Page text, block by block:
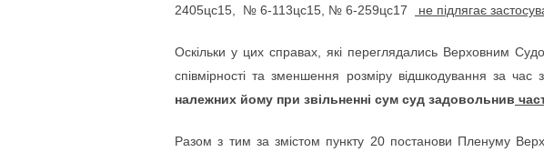
2405цс15, № 6-113цс15, № 6-259цс17
не підлягає
Оскільки у цих справах, які переглядались Верховним
співмірності та зменшення розміру відшкодування за час
належних йому при звільненні сум суд задовольнив
Разом з тим за змістом пункту 20 постанови Пленуму